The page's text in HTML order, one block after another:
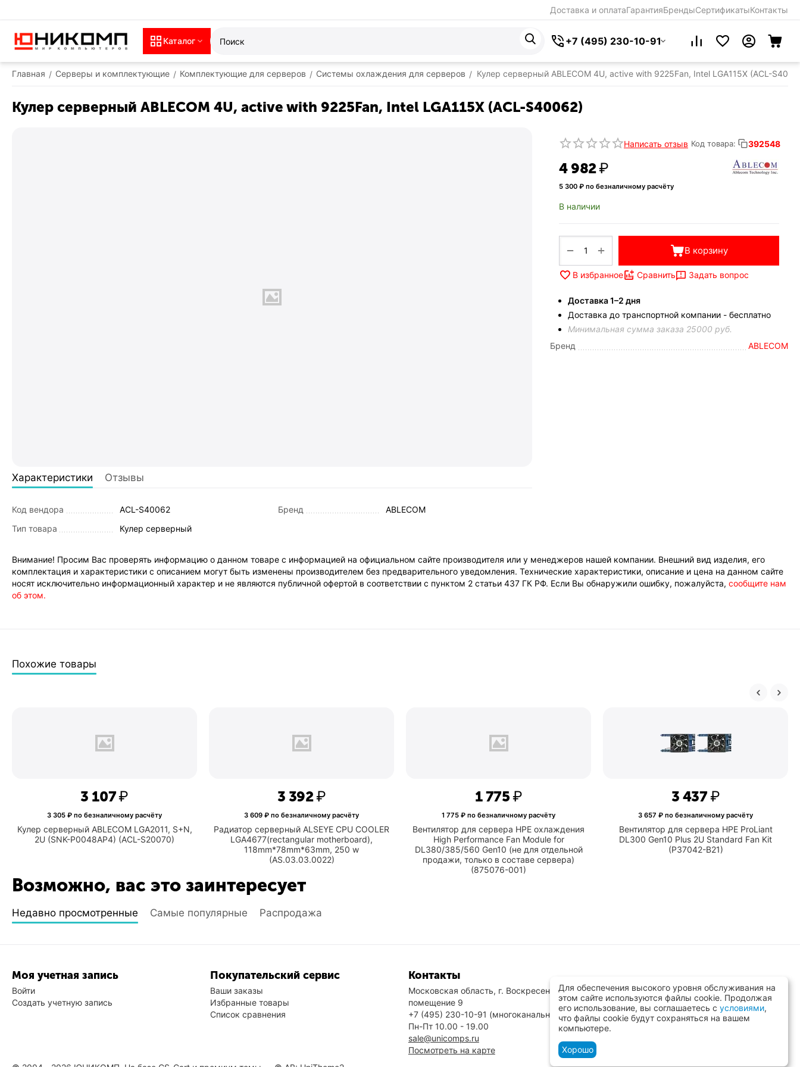
Доставка и оплатаГарантияБрендыСертификатыКонтакты
Каталог +7 (495) 230-10-91
Главная / Серверы и комплектующие / Комплектующие для серверов / Системы охлаждения для серверов / Кулер серверный ABLECOM 4U, active with 9225Fan, Intel LGA115X (ACL-
Кулер серверный ABLECOM 4U, active with 9225Fan, Intel LGA115X (ACL-S40062)
Написать отзыв Код товара: 392548
4 982₽
5 300 ₽ по безналичному расчёту
В наличии
+
− В корзину
В избранное Сравнить Задать вопрос
Доставка 1–2 дня
Доставка до транспортной компании - бесплатно
Минимальная сумма заказа 25000 руб.
Бренд
ABLECOM
Характеристики Отзывы
Код вендора
ACL-S40062
Тип товара
Кулер серверный
Бренд ABLECOM
Внимание! Просим Вас проверять информацию о данном товаре с информацией на официальном сайте производителя или у менеджеров нашей компании. Внешний вид изделия, его
комплектация и характеристики с описанием могут быть изменены производителем без предварительного уведомления. Технические характеристики, описание и цена на данном сайте
носят исключительно информационный характер и не являются публичной офертой в соответствии с пунктом 2 статьи 437 ГК РФ. Если Вы обнаружили ошибку, пожалуйста, сообщите нам
об этом.
Похожие товары
Кулер серверный ABLECOM LGA2011, S+N,
2U (SNK-P0048AP4) (ACL-S20070)
3 107₽
3 305 ₽ по безналичному расчёту
Радиатор серверный ALSEYE CPU COOLER
LGA4677(rectangular motherboard),
118mm*78mm*63mm, 250 w
(AS.03.03.0022)
3 392₽
3 609 ₽ по безналичному расчёту
Вентилятор для сервера HPE охлаждения
High Performance Fan Module for
DL380/385/560 Gen10 (не для отдельной
продажи, только в составе сервера)
(875076-001)
1 775₽
1 775 ₽ по безналичному расчёту
Вентилятор для сервера HPE ProLiant
DL300 Gen10 Plus 2U Standard Fan Kit
(P37042-B21)
3 437₽
3 657 ₽ по безналичному расчёту
Возможно, вас это заинтересует
Недавно просмотренные Самые популярные Распродажа
Моя учетная запись
Войти
Создать учетную запись
Покупательский сервис
Ваши заказы
Избранные товары
Список сравнения
Контакты
Московская область, г. Воскресенск, ул.Заводская д.8 стр.1
помещение 9
+7 (495) 230-10-91 (многоканальный)
Пн-Пт 10.00 - 19.00
sale@unicomps.ru
Посмотреть на карте
Для обеспечения высокого уровня обслуживания на
этом сайте используются файлы cookie. Продолжая
его использование, вы соглашаетесь с условиями,
что файлы cookie будут сохраняться на вашем
компьютере.
Хорошо